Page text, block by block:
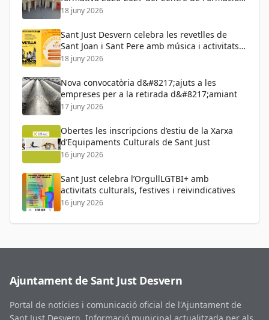
de Persones Adultes
18 juny 2026
Sant Just Desvern celebra les revetlles de
Sant Joan i Sant Pere amb música i activitats
per a tots els públics
18 juny 2026
Nova convocatòria d&#8217;ajuts a les
empreses per a la retirada d&#8217;amiant
17 juny 2026
Obertes les inscripcions d’estiu de la Xarxa
d’Equipaments Culturals de Sant Just
16 juny 2026
Sant Just celebra l’OrgullLGTBI+ amb
activitats culturals, festives i reivindicatives
16 juny 2026
Ajuntament de Sant Just Desvern
Portal de notícies i comunicació oficial de l'Ajuntament de